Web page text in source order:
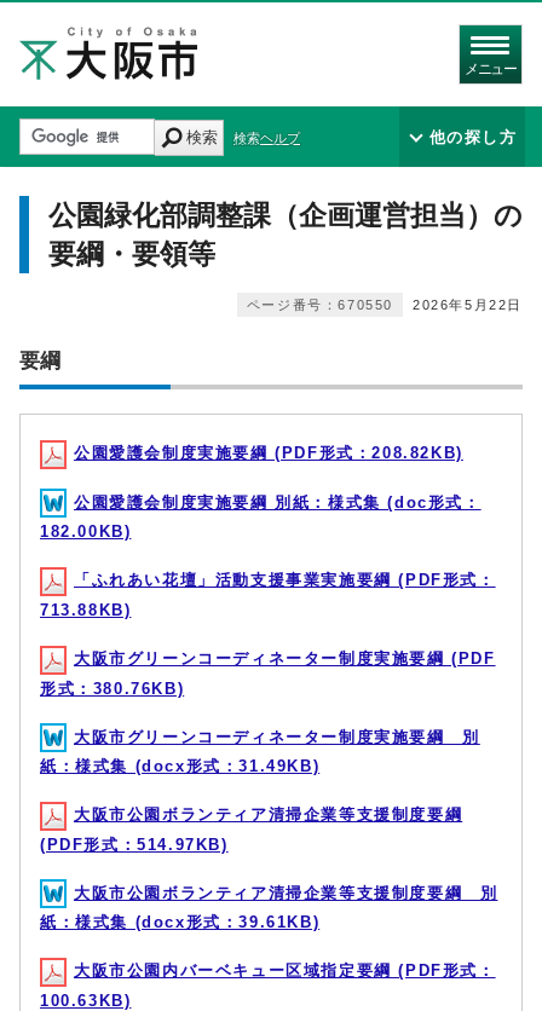
メニュー
検索 検索ヘルプ 他の探し方
公園緑化部調整課（企画運営担当）の
要綱・要領等
2026年5月22日
ページ番号：670550
要綱
公園愛護会制度実施要綱 (PDF形式：208.82KB)
公園愛護会制度実施要綱 別紙：様式集 (doc形式：
182.00KB)
「ふれあい花壇」活動支援事業実施要綱 (PDF形式：
713.88KB)
大阪市グリーンコーディネーター制度実施要綱 (PDF
形式：380.76KB)
大阪市グリーンコーディネーター制度実施要綱 別
紙：様式集 (docx形式：31.49KB)
大阪市公園ボランティア清掃企業等支援制度要綱
(PDF形式：514.97KB)
大阪市公園ボランティア清掃企業等支援制度要綱 別
紙：様式集 (docx形式：39.61KB)
大阪市公園内バーベキュー区域指定要綱 (PDF形式：
100.63KB)